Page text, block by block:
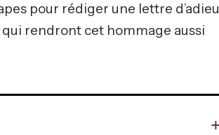
pour rédiger une lettre d’adieu
rendront cet hommage aussi